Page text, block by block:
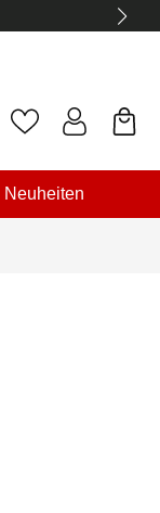
Neuheiten